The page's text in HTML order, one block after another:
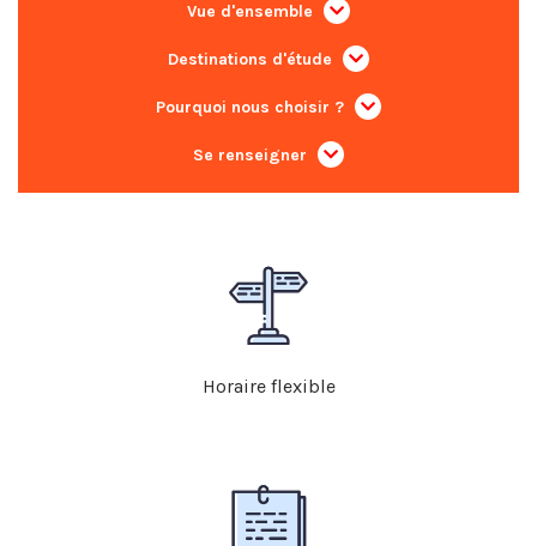
Vue d'ensemble
Destinations d'étude
Pourquoi nous choisir ?
Se renseigner
Horaire flexible